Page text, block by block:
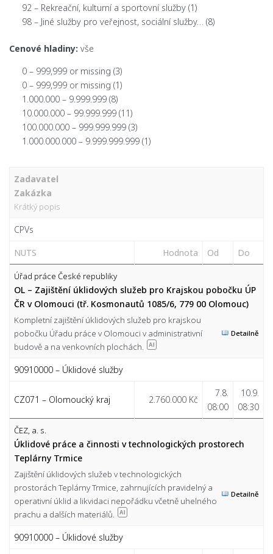
92 – Rekreační, kulturní a sportovní služby (1)
98 – Jiné služby pro veřejnost, sociální služby… (8)
Cenové hladiny: vše
0 – 999,999 or missing (3)
0 – 999,999 or missing (1)
1.000.000 – 9.999.999 (8)
10.000.000 – 99.999.999 (11)
100.000.000 – 999.999.999 (3)
1.000.000.000 – 9.999.999.999 (1)
Zadavatel
Zakázka
Krátký popis
CPVs
NUTS
Hodnota Od Do
Úřad práce České republiky
OL – Zajištění úklidových služeb pro Krajskou pobočku ÚP
ČR v Olomouci (tř. Kosmonautů 1085/6, 779 00 Olomouc)
Kompletní zajištění úklidových služeb pro krajskou
pobočku Úřadu práce v Olomouci v administrativní
budově a na venkovních plochách.
AI
Detailně
90910000 – Úklidové služby
CZ071 – Olomoucký kraj 2.760.000 Kč
7.8.
08:00
10.9.
08:30
ČEZ, a. s.
Úklidové práce a činnosti v technologických prostorech
Teplárny Trmice
Zajištění úklidových služeb v technologických
prostorách Teplárny Trmice, zahrnujících pravidelný a
operativní úklid a likvidaci nepořádku včetně uhelného
prachu a dalších materiálů.
AI
Detailně
90910000 – Úklidové služby